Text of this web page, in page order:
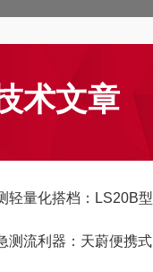
术文章
：LS20B型旋桨式流速仪单人徒步携带完成偏远河段测流
天蔚便携式流速流量仪，暴雨浅滩环境下稳定输出精准数据